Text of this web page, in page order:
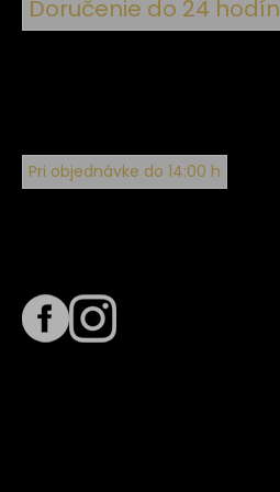
Doručenie do 24 hodín
Pri objednávke do 14:00 h